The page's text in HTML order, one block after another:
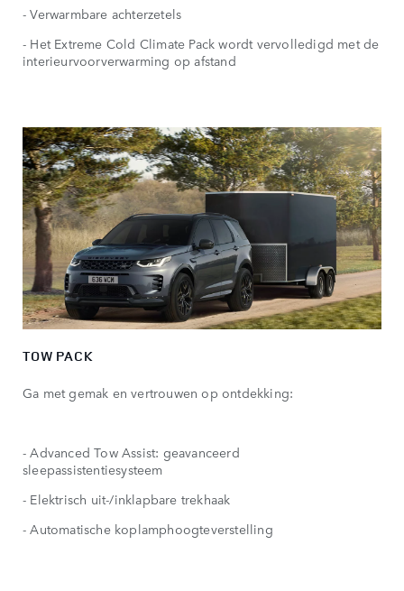
- Verwarmbare achterzetels
- Het Extreme Cold Climate Pack wordt vervolledigd met de
interieurvoorverwarming op afstand
TOW PACK
Ga met gemak en vertrouwen op ontdekking:
- Advanced Tow Assist: geavanceerd
sleepassistentiesysteem
- Elektrisch uit-/inklapbare trekhaak
- Automatische koplamphoogteverstelling